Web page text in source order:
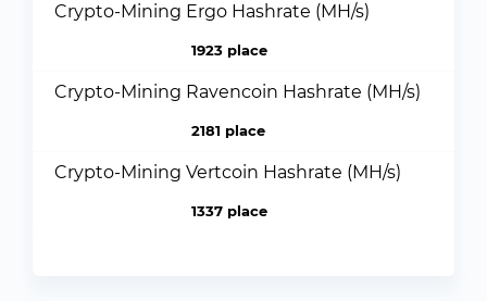
Crypto-Mining Ergo Hashrate (MH/s)
1923 place
Crypto-Mining Ravencoin Hashrate (MH/s)
2181 place
Crypto-Mining Vertcoin Hashrate (MH/s)
1337 place